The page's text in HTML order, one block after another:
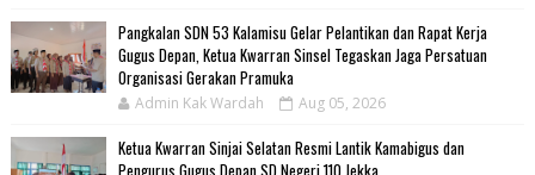
Pangkalan SDN 53 Kalamisu Gelar Pelantikan dan Rapat Kerja
Gugus Depan, Ketua Kwarran Sinsel Tegaskan Jaga Persatuan
Organisasi Gerakan Pramuka
Admin Kak Wardah Aug 05, 2026
Ketua Kwarran Sinjai Selatan Resmi Lantik Kamabigus dan